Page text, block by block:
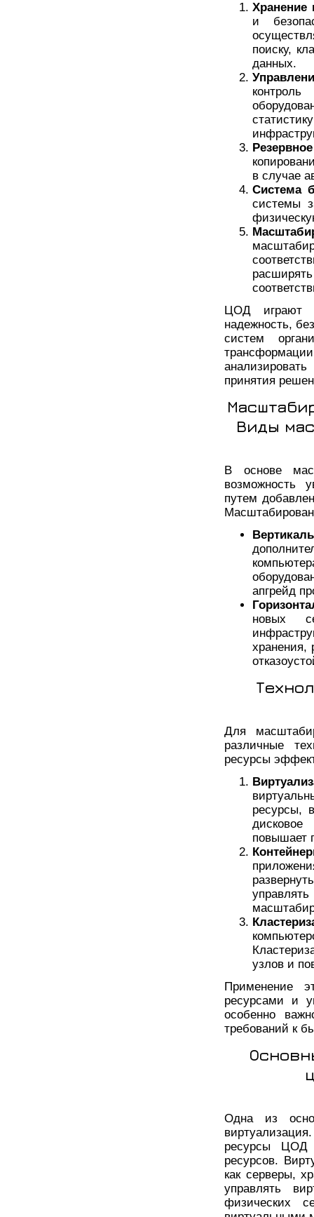
Хранение
и
поиску,
данных.
в случае
Система
системы
ЦОД играют
надежность,
систем
принятия
Виды
В основе
возможность
путем
апгрейд
новых
хранения,
Для
различные
ресурсы
ресурсы,
повышает
узлов и
Применение
ресурсами и
особенно
требований к
Одна из
ресурсы ЦОД
ресурсов.
как серверы,
управлять
физических